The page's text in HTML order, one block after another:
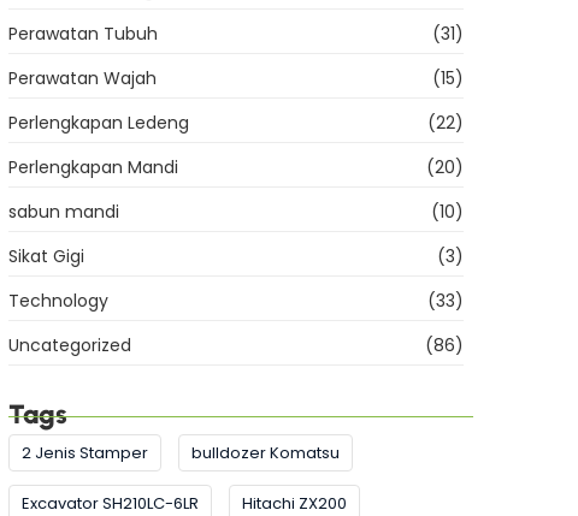
Perawatan Tubuh
(31)
Perawatan Wajah
(15)
Perlengkapan Ledeng
(22)
Perlengkapan Mandi
(20)
sabun mandi
(10)
Sikat Gigi
(3)
Technology
(33)
Uncategorized
(86)
Tags
2 Jenis Stamper bulldozer Komatsu
Excavator SH210LC-6LR Hitachi ZX200